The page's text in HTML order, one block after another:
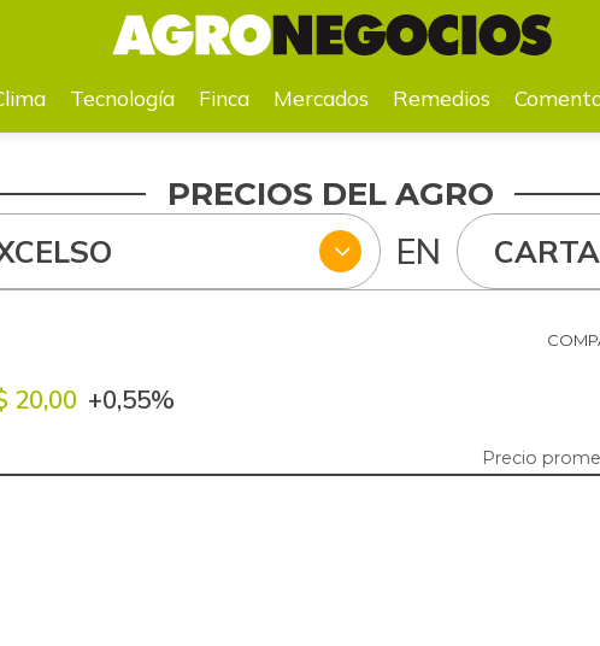
Mercados Remedios Comentarios Agenda
Tecnología Finca Mercados Remedios
PRECIOS DEL AGRO
EN
20,00 +0,55%
Precio